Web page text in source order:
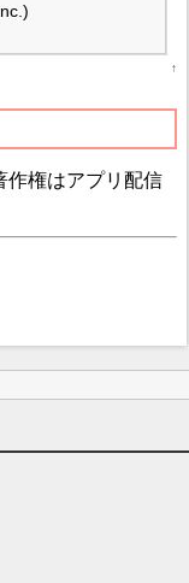
↑
作権はアプリ配信